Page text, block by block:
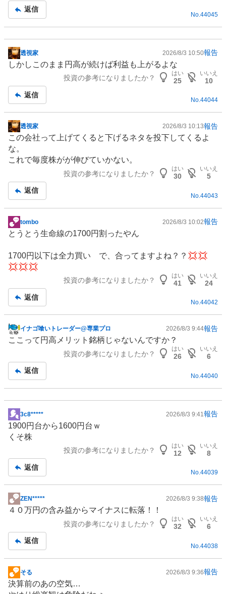
返信
No. 44045
掲
示
事
透視家 2026/8/3 10:50報告
しかしこのまま円高が続けば利益も上がるよな
投資の参考になりましたか？
はい
25
いいえ
10
返信
No.44044
掲
示
板
記
透視家 2026/8/3 10:13報告
この会社って上げてくると下げるネタを投下してくるよ
な。
これで毎度株がが伸びていかない。
投資の参考になりましたか？
はい
30
いいえ
5
返信
No. 44043
掲
示
記
事
tombo 2026/8/3 10:02報告
とうとう生命線の1700円割ったやん
1700円以下は全力買い で、合ってますよね？？💢💢
💢💢💢
投資の参考になりましたか？
はい
41
いいえ
24
返信
No.44042
掲
示
事
イナゴ喰いトレーダー@専業プロ 2026/8/3 9:44報告
ここって 円高メリット 銘柄じゃないんですか？
投資の参考になりましたか？
はい
26
いいえ
6
返信
No. 44040
掲
示
板
3c8***** 2026/8/3 9:41 報告
1900円台から1600円台ｗ
くそ株
投資の参考になりましたか？
はい
12
いいえ
8
返信
No.44039
掲
示
事
ZEN***** 2026/8/3 9:38報告
４０万円の含み益からマイナスに転落！！
投資の参考になりましたか？
はい
32
いいえ
6
返信
No. 44038
掲
示
そる 2026/8/3 9:36報告
決算前のあの空気…